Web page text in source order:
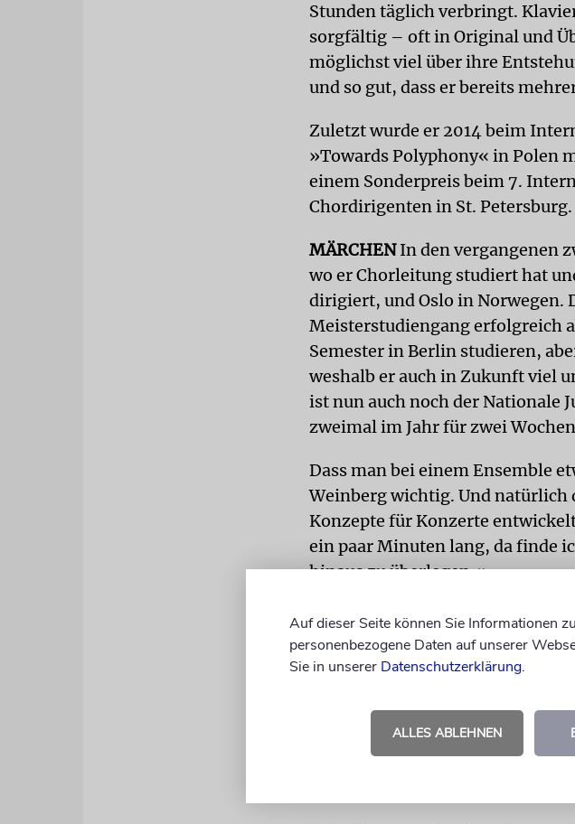
Stunden täglich verbringt.
sorgfältig – oft in Original und
möglichst viel über ihre
und so gut, dass er bereits
Zuletzt wurde er 2014 beim
»Towards Polyphony« in Polen
einem Sonderpreis beim 7.
Chordirigenten in St. Petersburg.
MÄRCHENIn den vergangenen
wo er Chorleitung studiert hat
dirigiert, und Oslo in Norwegen.
Meisterstudiengang erfolgreich
Semester in Berlin studieren,
weshalb er auch in Zukunft viel
ist nun auch noch der Nationale
zweimal im Jahr für zwei
Dass man bei einem Ensemble
Weinberg wichtig. Und natürlich
Konzepte für Konzerte
ein paar Minuten lang, da finde
hinaus zu überlegen.«
Bei einem Konzert mit dem
Schauspielerin gebeten,
er es, der musikalischen
Dafür sucht er dann Literatur
zeitgenössischen Komponisten.
Auf dieser Seite können Sie Informationen
personenbezogene Daten auf unserer
Sie in unserer Datenschutzerklärung.
ALLES ABLEHNEN